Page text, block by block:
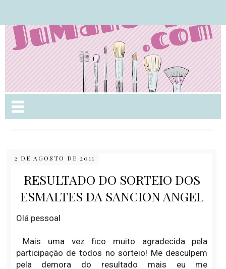
2 DE AGOSTO DE 2011
RESULTADO DO SORTEIO DOS
ESMALTES DA SANCION ANGEL
Olá pessoal
Mais uma vez fico muito agradecida pela
participação de todos no sorteio! Me desculpem
pela demora do resultado mais eu me